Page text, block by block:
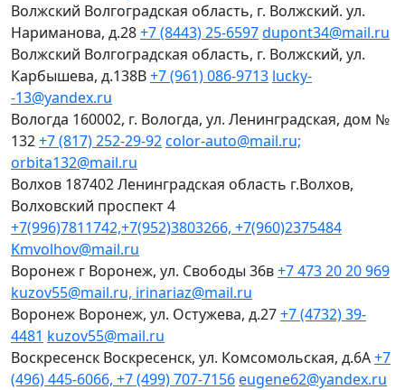
Волжский Волгоградская область, г. Волжский. ул.
Нариманова, д.28+7 (8443) 25-6597dupont34@mail.ru
Волжский Волгоградская область, г. Волжский, ул.
Карбышева, д.138В+7 (961) 086-9713 lucky-
-13@yandex.ru
Вологда 160002, г. Вологда, ул. Ленинградская, дом №
132+7 (817) 252-29-92color-auto@mail.ru;
orbita132@mail.ru
Волхов 187402 Ленинградская область г.Волхов,
Волховский проспект 4
+7(996)7811742,+7(952)3803266, +7(960)2375484
Kmvolhov@mail.ru
Воронеж г Воронеж, ул. Свободы 36в+7 473 20 20 969
kuzov55@mail.ru, irinariaz@mail.ru
Воронеж Воронеж, ул. Остужева, д.27+7 (4732) 39-
4481 kuzov55@mail.ru
Воскресенск Воскресенск, ул. Комсомольская, д.6А+7
(496) 445-6066, +7 (499) 707-7156eugene62@yandex.ru